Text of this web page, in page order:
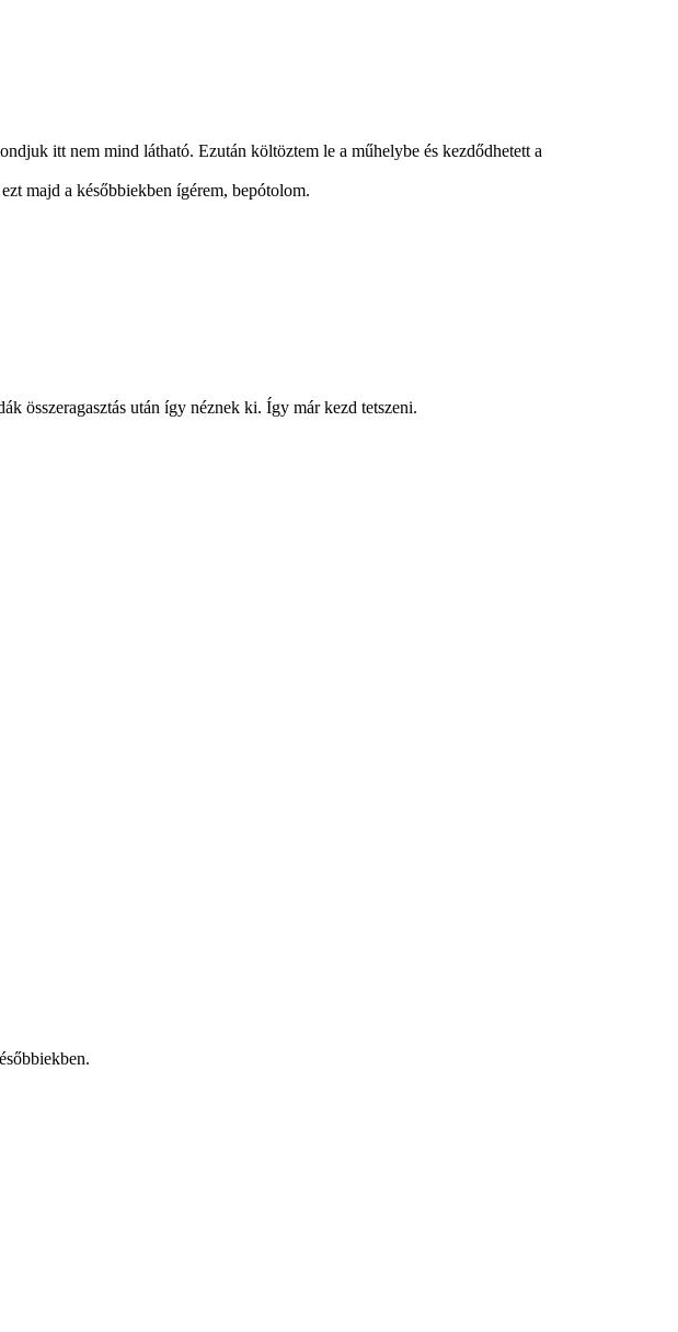
itt nem mind látható. Ezután költöztem le a műhelybe és kezdődhetett a
majd a későbbiekben ígérem, bepótolom.
összeragasztás után így néznek ki. Így már kezd tetszeni.